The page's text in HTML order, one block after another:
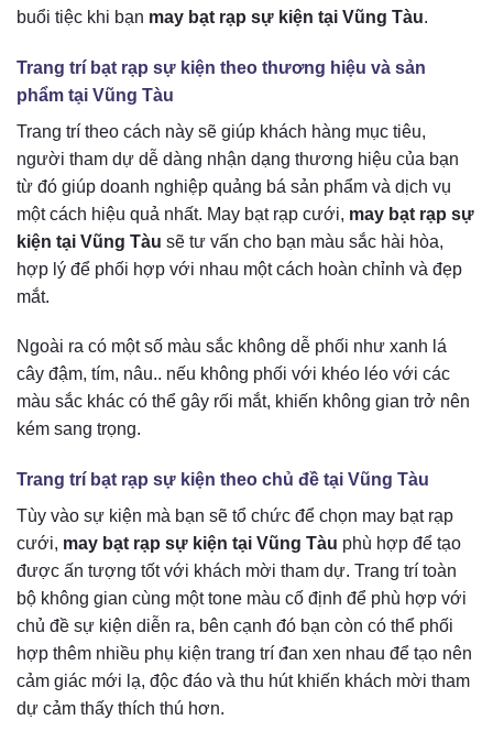
buổi tiệc khi bạn may bạt rạp sự kiện tại Vũng Tàu.
Trang trí bạt rạp sự kiện theo thương hiệu và sản
phẩm tại Vũng Tàu
Trang trí theo cách này sẽ giúp khách hàng mục tiêu,
người tham dự dễ dàng nhận dạng thương hiệu của bạn
từ đó giúp doanh nghiệp quảng bá sản phẩm và dịch vụ
một cách hiệu quả nhất. May bạt rạp cưới, may bạt rạp sự
kiện tại Vũng Tàu sẽ tư vấn cho bạn màu sắc hài hòa,
hợp lý để phối hợp với nhau một cách hoàn chỉnh và đẹp
mắt.
Ngoài ra có một số màu sắc không dễ phối như xanh lá
cây đậm, tím, nâu.. nếu không phối với khéo léo với các
màu sắc khác có thể gây rối mắt, khiến không gian trở nên
kém sang trọng.
Trang trí bạt rạp sự kiện theo chủ đề tại Vũng Tàu
Tùy vào sự kiện mà bạn sẽ tổ chức để chọn may bạt rạp
cưới, may bạt rạp sự kiện tại Vũng Tàu phù hợp để tạo
được ấn tượng tốt với khách mời tham dự. Trang trí toàn
bộ không gian cùng một tone màu cố định để phù hợp với
chủ đề sự kiện diễn ra, bên cạnh đó bạn còn có thể phối
hợp thêm nhiều phụ kiện trang trí đan xen nhau để tạo nên
cảm giác mới lạ, độc đáo và thu hút khiến khách mời tham
dự cảm thấy thích thú hơn.